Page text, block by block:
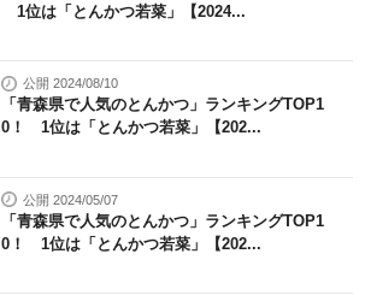
1位は「とんかつ若菜」【2024...
公開 2024/08/10
「青森県で人気のとんかつ」ランキングTOP1
0！ 1位は「とんかつ若菜」【202...
公開 2024/05/07
「青森県で人気のとんかつ」ランキングTOP1
0！ 1位は「とんかつ若菜」【202...